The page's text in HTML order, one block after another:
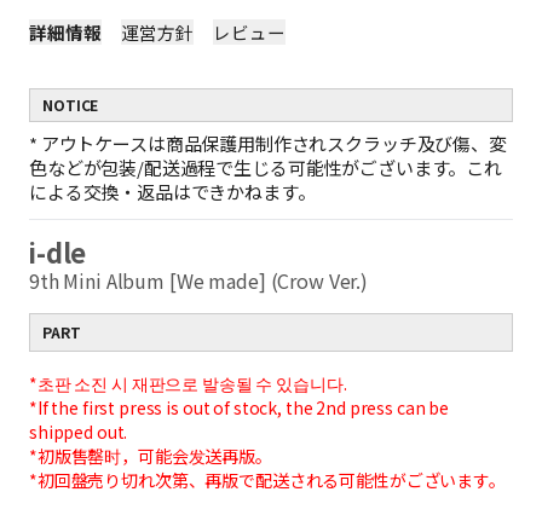
詳細情報 運営方針 レビュー
NOTICE
* アウトケースは商品保護用制作されスクラッチ及び傷、変
色などが包装/配送過程で生じる可能性がございます。これ
による交換・返品はできかねます。
i-dle
9th Mini Album [We made] (Crow Ver.)
PART
*초판 소진 시 재판으로 발송될 수 있습니다.
*If the first press is out of stock, the 2nd press can be
shipped out.
*初版售罄时，可能会发送再版。
*初回盤売り切れ次第、再版で配送される可能性がございます。